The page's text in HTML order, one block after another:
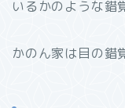
いるかのような錯
かのん家は目の錯